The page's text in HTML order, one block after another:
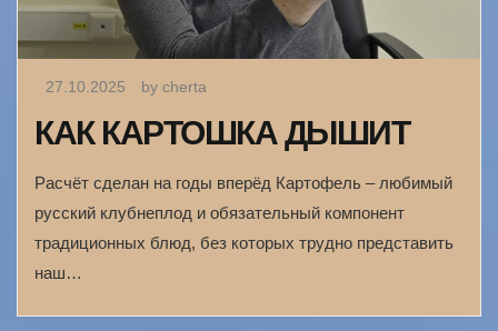
27.10.2025 by cherta
КАК КАРТОШКА ДЫШИТ
Расчёт сделан на годы вперёд Картофель – любимый
русский клубнеплод и обязательный компонент
традиционных блюд, без которых трудно представить
наш…